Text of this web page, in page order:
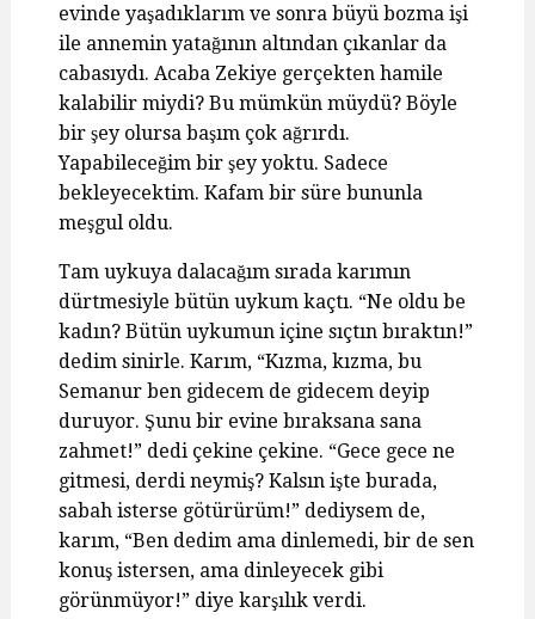
evinde yaşadıklarım ve sonra büyü bozma işi
ile annemin yatağının altından çıkanlar da
cabasıydı. Acaba Zekiye gerçekten hamile
kalabilir miydi? Bu mümkün müydü? Böyle
bir şey olursa başım çok ağrırdı.
Yapabileceğim bir şey yoktu. Sadece
bekleyecektim. Kafam bir süre bununla
meşgul oldu.
Tam uykuya dalacağım sırada karımın
dürtmesiyle bütün uykum kaçtı. “Ne oldu be
kadın? Bütün uykumun içine sıçtın bıraktın!”
dedim sinirle. Karım, “Kızma, kızma, bu
Semanur ben gidecem de gidecem deyip
duruyor. Şunu bir evine bıraksana sana
zahmet!” dedi çekine çekine. “Gece gece ne
gitmesi, derdi neymiş? Kalsın işte burada,
sabah isterse götürürüm!” dediysem de,
karım, “Ben dedim ama dinlemedi, bir de sen
konuş istersen, ama dinleyecek gibi
görünmüyor!” diye karşılık verdi.